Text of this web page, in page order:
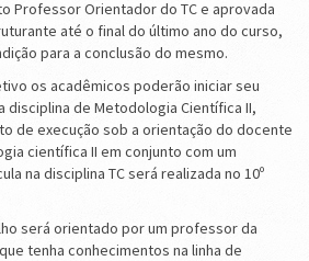
Professor Orientador do TC e aprovada
até o final do último ano do curso,
para a conclusão do mesmo.
os acadêmicos poderão iniciar seu
disciplina de Metodologia Científica II,
de execução sob a orientação do docente
científica II em conjunto com um
na disciplina TC será realizada no 10º
será orientado por um professor da
tenha conhecimentos na linha de